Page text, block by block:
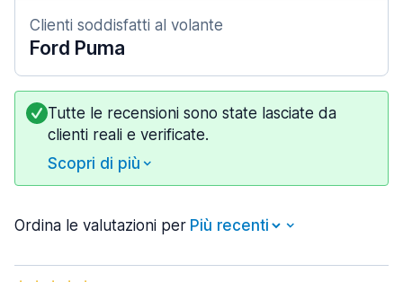
Clienti soddisfatti al volante
Ford Puma
Tutte le recensioni sono state lasciate da
clienti reali e verificate.
Scopri di più
Ordina le valutazioni per